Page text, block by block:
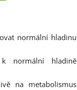
normální hladinu
k normální hladině
na metabolismus